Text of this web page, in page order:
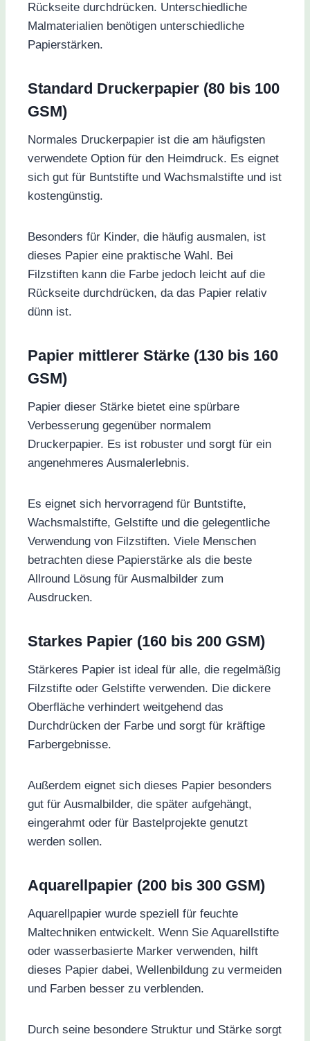
Rückseite durchdrücken. Unterschiedliche
Malmaterialien benötigen unterschiedliche
Papierstärken.
Standard Druckerpapier (80 bis 100
GSM)
Normales Druckerpapier ist die am häufigsten
verwendete Option für den Heimdruck. Es eignet
sich gut für Buntstifte und Wachsmalstifte und ist
kostengünstig.
Besonders für Kinder, die häufig ausmalen, ist
dieses Papier eine praktische Wahl. Bei
Filzstiften kann die Farbe jedoch leicht auf die
Rückseite durchdrücken, da das Papier relativ
dünn ist.
Papier mittlerer Stärke (130 bis 160
GSM)
Papier dieser Stärke bietet eine spürbare
Verbesserung gegenüber normalem
Druckerpapier. Es ist robuster und sorgt für ein
angenehmeres Ausmalerlebnis.
Es eignet sich hervorragend für Buntstifte,
Wachsmalstifte, Gelstifte und die gelegentliche
Verwendung von Filzstiften. Viele Menschen
betrachten diese Papierstärke als die beste
Allround Lösung für Ausmalbilder zum
Ausdrucken.
Starkes Papier (160 bis 200 GSM)
Stärkeres Papier ist ideal für alle, die regelmäßig
Filzstifte oder Gelstifte verwenden. Die dickere
Oberfläche verhindert weitgehend das
Durchdrücken der Farbe und sorgt für kräftige
Farbergebnisse.
Außerdem eignet sich dieses Papier besonders
gut für Ausmalbilder, die später aufgehängt,
eingerahmt oder für Bastelprojekte genutzt
werden sollen.
Aquarellpapier (200 bis 300 GSM)
Aquarellpapier wurde speziell für feuchte
Maltechniken entwickelt. Wenn Sie Aquarellstifte
oder wasserbasierte Marker verwenden, hilft
dieses Papier dabei, Wellenbildung zu vermeiden
und Farben besser zu verblenden.
Durch seine besondere Struktur und Stärke sorgt